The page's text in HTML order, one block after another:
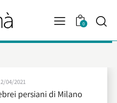
0
04/2021
persiani di Milano